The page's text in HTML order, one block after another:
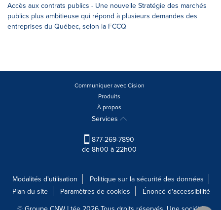
Accès aux contrats publics - Une nouvelle Stratégie des marchés
publics plus ambitieuse qui répond à plusieurs demandes des
entreprises du Québec, selon la FCCQ
Communiquer avec Cision
Produits
À propos
Services
877-269-7890
de 8h00 à 22h00
Modalités d'utilisation
Politique sur la sécurité des données
Plan du site
Paramètres de cookies
Énoncé d'accessibilité